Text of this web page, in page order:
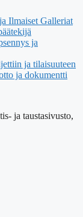
Ilmaiset Galleriat
ja
ja tilaisuuteen
ja dokumentti
ja taustasivusto,